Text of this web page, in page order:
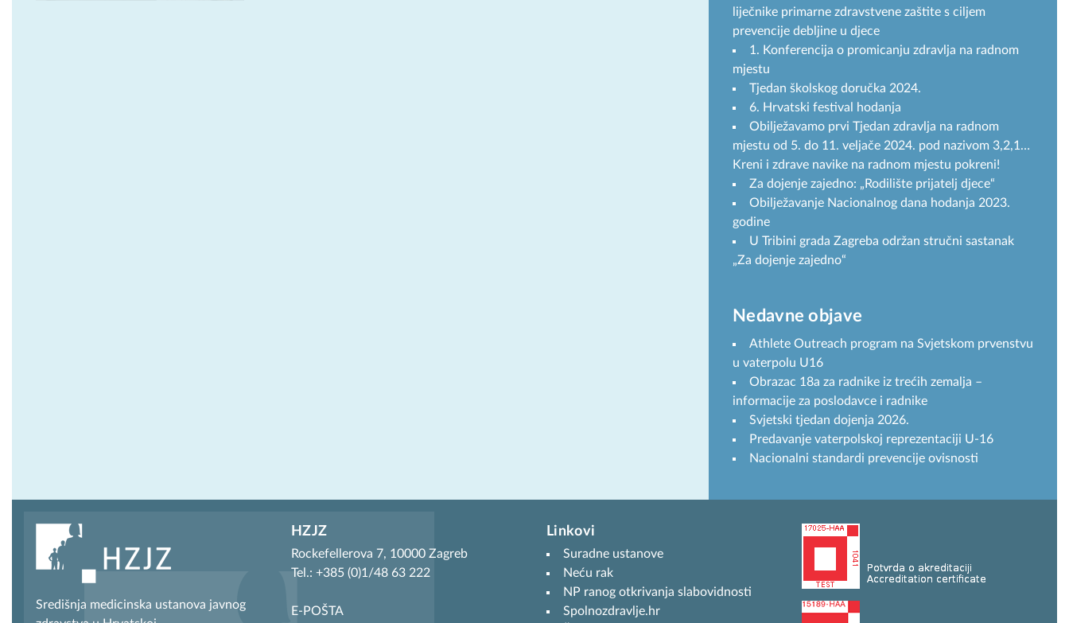
liječnike primarne zdravstvene zaštite s ciljem
prevencije debljine u djece
1. Konferencija o promicanju zdravlja na radnom
mjestu
Tjedan školskog doručka 2024.
6. Hrvatski festival hodanja
Obilježavamo prvi Tjedan zdravlja na radnom
mjestu od 5. do 11. veljače 2024. pod nazivom 3,2,1…
Kreni i zdrave navike na radnom mjestu pokreni!
Za dojenje zajedno: „Rodilište prijatelj djece“
Obilježavanje Nacionalnog dana hodanja 2023.
godine
U Tribini grada Zagreba održan stručni sastanak
„Za dojenje zajedno“
Nedavne objave
Athlete Outreach program na Svjetskom prvenstvu
u vaterpolu U16
Obrazac 18a za radnike iz trećih zemalja –
informacije za poslodavce i radnike
Svjetski tjedan dojenja 2026.
Predavanje vaterpolskoj reprezentaciji U-16
Nacionalni standardi prevencije ovisnosti
Središnja medicinska ustanova javnog
HZJZ
Rockefellerova 7, 10000 Zagreb
Tel.: +385 (0)1/48 63 222
E-POŠTA
Linkovi
Suradne ustanove
Neću rak
NP ranog otkrivanja slabovidnosti
Spolnozdravlje.hr